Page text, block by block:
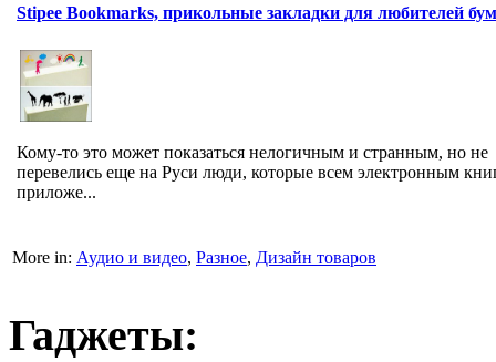
Stipee Bookmarks, прикольные закладки для любителей бум
Кому-то это может показаться нелогичным и странным, но не
перевелись еще на Руси люди, которые всем электронным
приложе...
More in: Аудио и видео, Разное, Дизайн товаров
Гаджеты: